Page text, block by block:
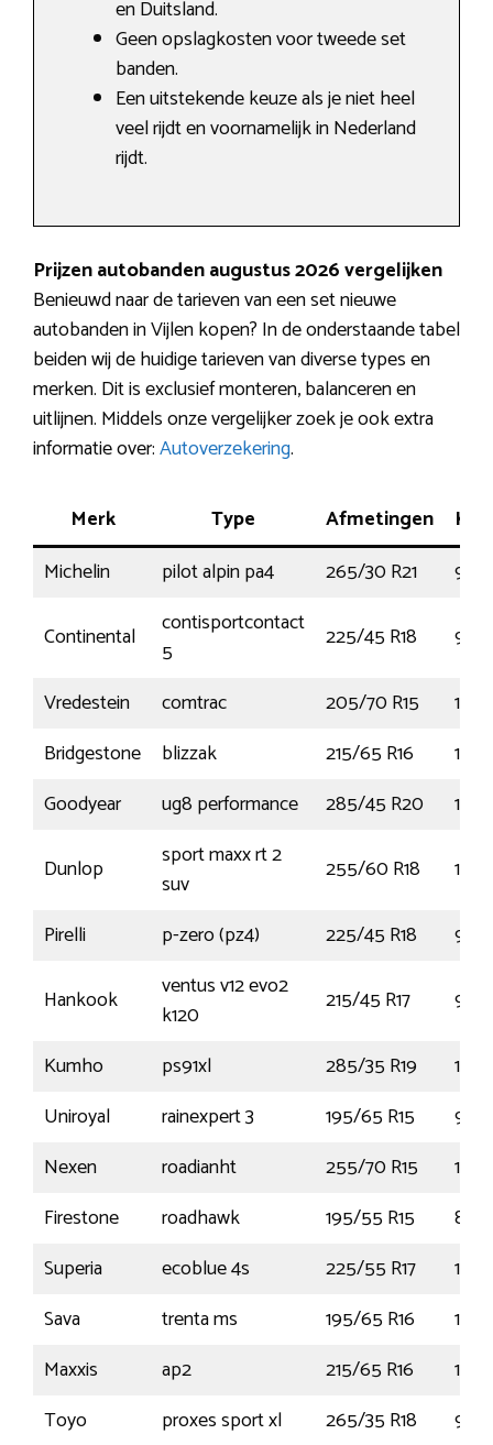
en Duitsland.
Geen opslagkosten voor tweede set
banden.
Een uitstekende keuze als je niet heel
veel rijdt en voornamelijk in Nederland
rijdt.
Prijzen autobanden augustus 2026 vergelijken
Benieuwd naar de tarieven van een set nieuwe
autobanden in Vijlen kopen? In de onderstaande tabel
beiden wij de huidige tarieven van diverse types en
merken. Dit is exclusief monteren, balanceren en
uitlijnen. Middels onze vergelijker zoek je ook extra
informatie over:Autoverzekering.
Merk Type Afmetingen
Michelin
pilot alpin pa4 265/30 R21
96W
Continental
contisportcontact
5
225/45 R18
95Y
Vredestein
comtrac 205/70 R15
106R
Bridgestone
blizzak 215/65 R16
109R
Goodyear
ug8 performance 285/45 R20
112V
Dunlop
sport maxx rt 2
suv
255/60 R18
Pirelli
p-zero (pz4) 225/45 R18
95Y
Hankook
ventus v12 evo2
k120
215/45 R17
91Y
Kumho
ps91xl 285/35 R19
103Y
Uniroyal
rainexpert 3 195/65 R15
91H
Nexen
roadianht 255/70 R15
108S
Firestone
roadhawk 195/55 R15
85H
Superia
ecoblue 4s 225/55 R17
101W
Sava
trenta ms 195/65 R16
104R
Maxxis
ap2 215/65 R16
Toyo
proxes sport xl 265/35 R18 97Y